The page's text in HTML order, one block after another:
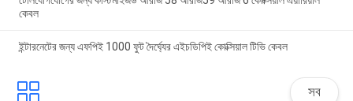
কেবল
ইন্টারনেটের জন্য এফপিই 1000 ফুট দৈর্ঘ্যের এইচডিপিই কোক্সিয়াল টিভি কেবল
সব